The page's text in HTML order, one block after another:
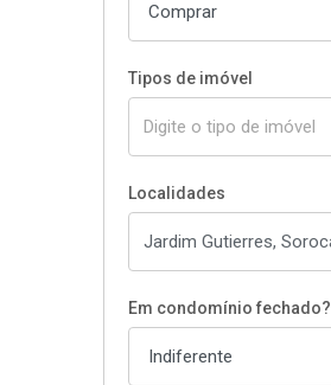
Tipos de imóvel
Localidades
Em condomínio fechado?